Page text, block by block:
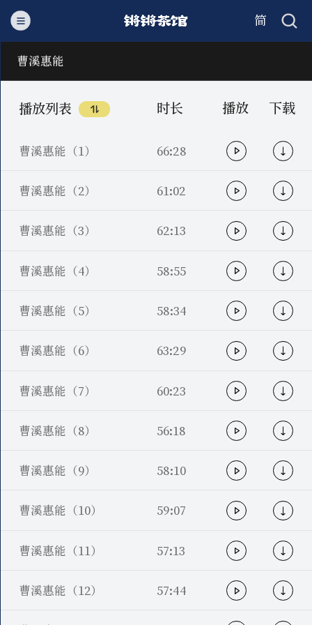
简
繁
曹溪惠能
播放列表 时长 播放 下载
曹溪惠能（1） 66:28
曹溪惠能（2） 61:02
曹溪惠能（3） 62:13
曹溪惠能（4） 58:55
曹溪惠能（5） 58:34
曹溪惠能（6） 63:29
曹溪惠能（7） 60:23
曹溪惠能（8） 56:18
曹溪惠能（9） 58:10
曹溪惠能（10） 59:07
曹溪惠能（11） 57:13
曹溪惠能（12） 57:44